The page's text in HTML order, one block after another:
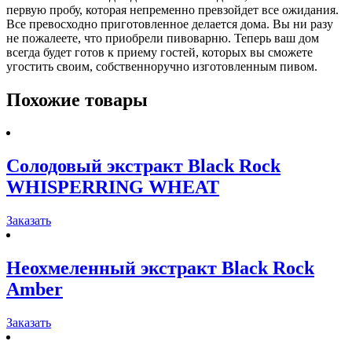
первую пробу, которая непременно превзойдет все ожидания.
Все превосходно приготовленное делается дома. Вы ни разу
не пожалеете, что приобрели пивоварню. Теперь ваш дом
всегда будет готов к приему гостей, которых вы сможете
угостить своим, собственноручно изготовленным пивом.
Похожие товары
Солодовый экстракт Black Rock
WHISPERRING WHEAT
Заказать
Неохмеленный экстракт Black Rock
Amber
Заказать